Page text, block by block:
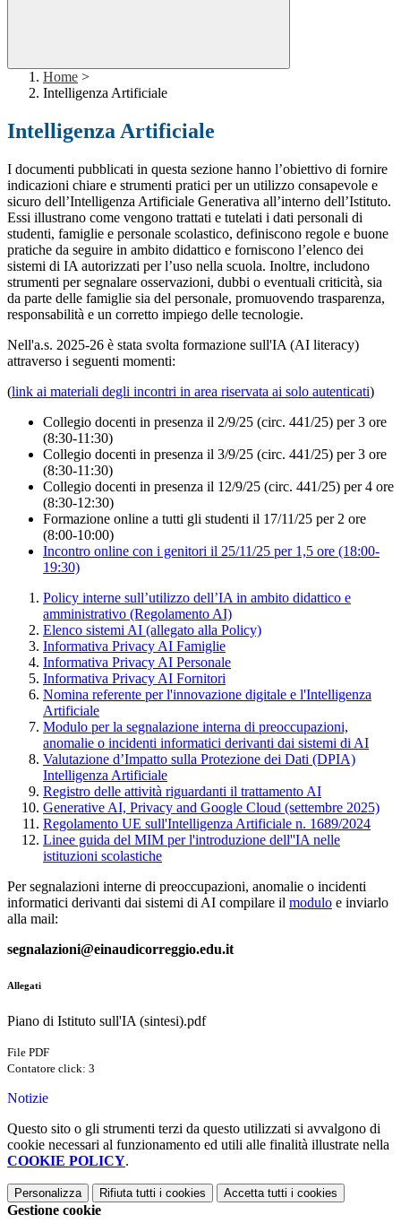
Home >
Intelligenza Artificiale
Intelligenza Artificiale
I documenti pubblicati in questa sezione hanno l’obiettivo di fornire
indicazioni chiare e strumenti pratici per un utilizzo consapevole e
sicuro dell’Intelligenza Artificiale Generativa all’interno dell’Istituto.
Essi illustrano come vengono trattati e tutelati i dati personali di
studenti, famiglie e personale scolastico, definiscono regole e buone
pratiche da seguire in ambito didattico e forniscono l’elenco dei
sistemi di IA autorizzati per l’uso nella scuola. Inoltre, includono
strumenti per segnalare osservazioni, dubbi o eventuali criticità, sia
da parte delle famiglie sia del personale, promuovendo trasparenza,
responsabilità e un corretto impiego delle tecnologie.
Nell'a.s. 2025-26 è stata svolta formazione sull'IA (AI literacy)
attraverso i seguenti momenti:
(link ai materiali degli incontri in area riservata ai solo autenticati)
Collegio docenti in presenza il 2/9/25 (circ. 441/25) per 3 ore
(8:30-11:30)
Collegio docenti in presenza il 3/9/25 (circ. 441/25) per 3 ore
(8:30-11:30)
Collegio docenti in presenza il 12/9/25 (circ. 441/25) per 4 ore
(8:30-12:30)
Formazione online a tutti gli studenti il 17/11/25 per 2 ore
(8:00-10:00)
Incontro online con i genitori il 25/11/25 per 1,5 ore (18:00-
19:30)
Policy interne sull’utilizzo dell’IA in ambito didattico e
amministrativo (Regolamento AI)
Elenco sistemi AI (allegato alla Policy)
Informativa Privacy AI Famiglie
Informativa Privacy AI Personale
Informativa Privacy AI Fornitori
Nomina referente per l'innovazione digitale e l'Intelligenza
Artificiale
Modulo per la segnalazione interna di preoccupazioni,
anomalie o incidenti informatici derivanti dai sistemi di AI
Valutazione d’Impatto sulla Protezione dei Dati (DPIA)
Intelligenza Artificiale
Registro delle attività riguardanti il trattamento AI
Generative AI, Privacy and Google Cloud (settembre 2025)
Regolamento UE sull'Intelligenza Artificiale n. 1689/2024
Linee guida del MIM per l'introduzione dell''IA nelle
istituzioni scolastiche
Per segnalazioni interne di preoccupazioni, anomalie o incidenti
informatici derivanti dai sistemi di AI compilare il modulo e inviarlo
alla mail:
segnalazioni@einaudicorreggio.edu.it
Allegati
Piano di Istituto sull'IA (sintesi).pdf
File PDF
Contatore click: 3
Notizie
Questo sito o gli strumenti terzi da questo utilizzati si avvalgono di
cookie necessari al funzionamento ed utili alle finalità illustrate nella
COOKIE POLICY.
Personalizza Rifiuta tutti i cookies Accetta tutti i cookies
Gestione cookie